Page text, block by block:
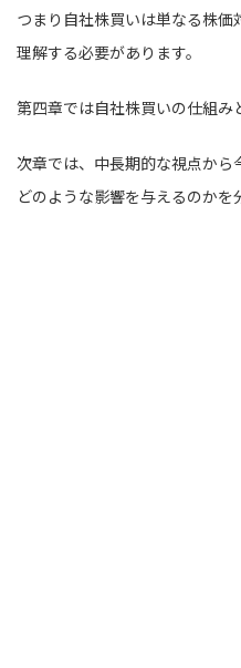
つまり自社株買いは単なる株
理解する必要があります。
第四章では自社株買いの仕組み
次章では、中長期的な視点か
どのような影響を与えるのかを